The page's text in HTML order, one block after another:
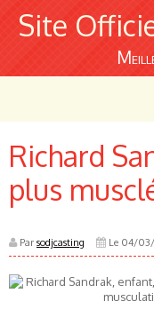
Site
Richard
plus
Par sodjcasting Le 04/